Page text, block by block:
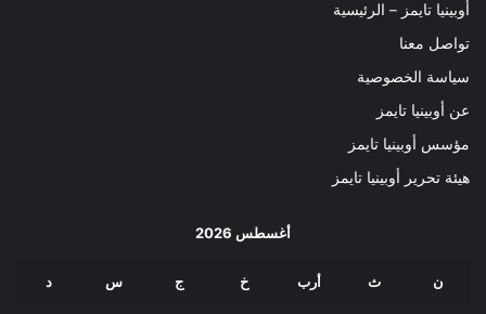
أوبينيا تايمز – الرئيسية
تواصل معنا
سياسة الخصوصية
عن أوبينيا تايمز
مؤسس أوبينيا تايمز
هيئة تحرير أوبينيا تايمز
أغسطس 2026
ن ث أرب خ ج س د